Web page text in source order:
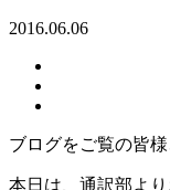
2016.06.06
ブログをご覧の皆
本日は、通訳部より